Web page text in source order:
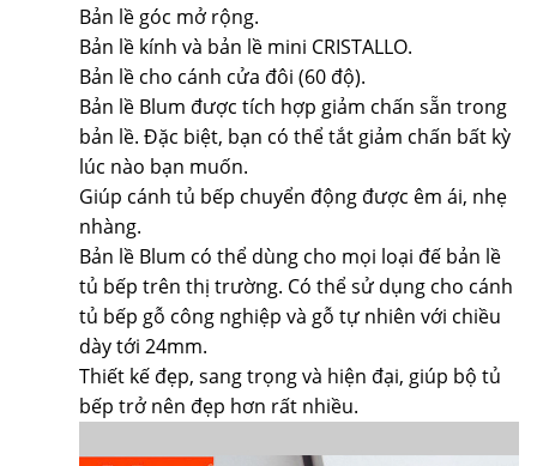
Bản lề góc mở rộng.
Bản lề kính và bản lề mini CRISTALLO.
Bản lề cho cánh cửa đôi (60 độ).
Bản lề Blum được tích hợp giảm chấn sẵn trong
bản lề. Đặc biệt, bạn có thể tắt giảm chấn bất kỳ
lúc nào bạn muốn.
Giúp cánh tủ bếp chuyển động được êm ái, nhẹ
nhàng.
Bản lề Blum có thể dùng cho mọi loại đế bản lề
tủ bếp trên thị trường. Có thể sử dụng cho cánh
tủ bếp gỗ công nghiệp và gỗ tự nhiên với chiều
dày tới 24mm.
Thiết kế đẹp, sang trọng và hiện đại, giúp bộ tủ
bếp trở nên đẹp hơn rất nhiều.